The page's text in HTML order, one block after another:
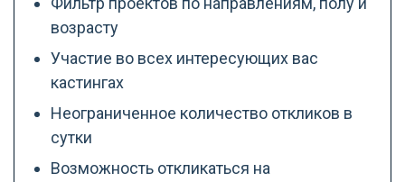
возрасту
Участие во всех интересующих вас
кастингах
Неограниченное количество откликов в
сутки
Возможность откликаться на